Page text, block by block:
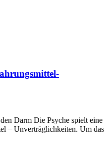
Darm Die Psyche spielt eine
– Unverträglichkeiten. Um das